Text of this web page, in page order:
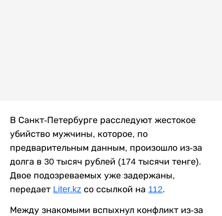
В Санкт-Петербурге расследуют жестокое
убийство мужчины, которое, по
предварительным данным, произошло из-за
долга в 30 тысяч рублей (174 тысячи тенге).
Двое подозреваемых уже задержаны,
передает Liter.kz со ссылкой на 112.
Между знакомыми вспыхнул конфликт из-за